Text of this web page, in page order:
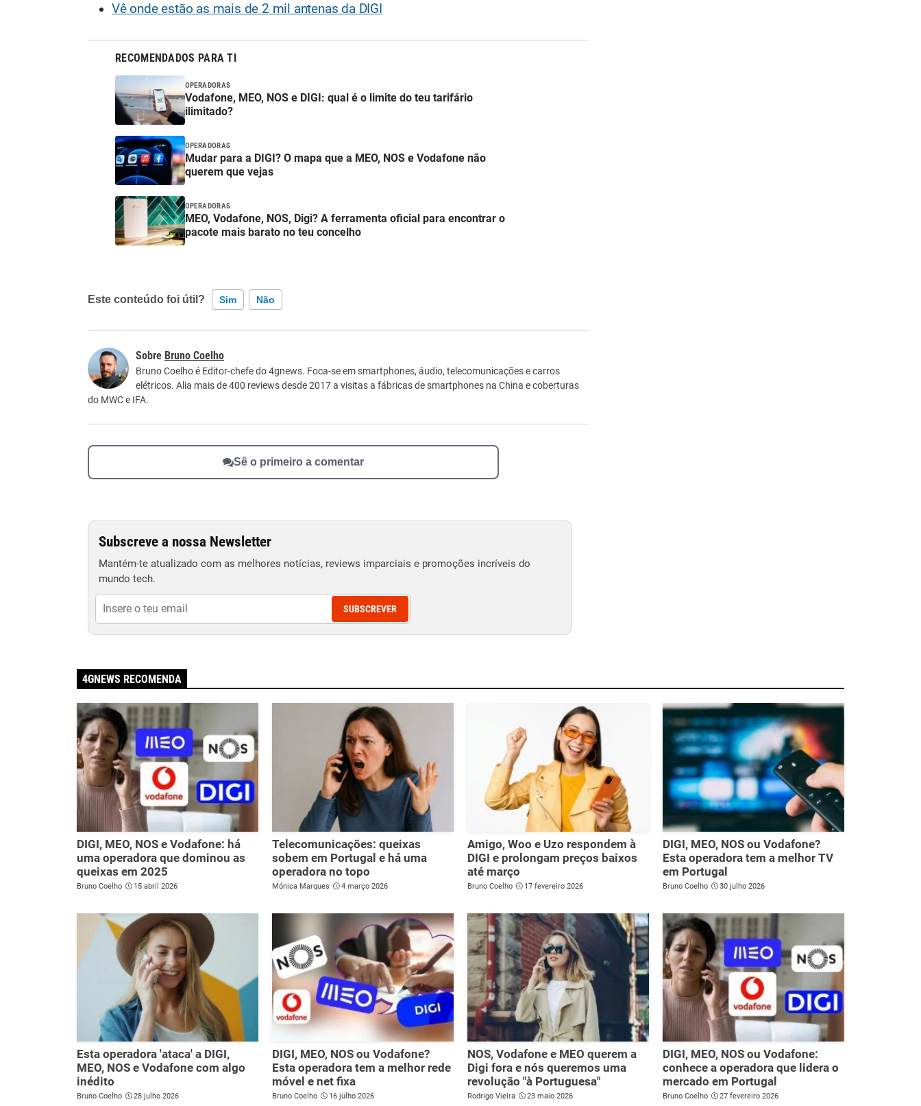
Vê onde estão as mais de 2 mil antenas da DIGI
RECOMENDADOS PARA TI
OPERADORAS
Vodafone, MEO, NOS e DIGI: qual é o limite do teu tarifário
ilimitado?
OPERADORAS
Mudar para a DIGI? O mapa que a MEO, NOS e Vodafone não
querem que vejas
OPERADORAS
MEO, Vodafone, NOS, Digi? A ferramenta oficial para encontrar o
pacote mais barato no teu concelho
Este conteúdo foi útil? Sim Não
Este conteúdo não tem a informação que procuro
Outro
Bruno Coelho
Bruno Coelho é Editor-chefe do 4gnews. Foca-se em smartphones, áudio, telecomunicações e carros
elétricos. Alia mais de 400 reviews desde 2017 a visitas a fábricas de smartphones na China e coberturas
do MWC e IFA.
Sê o primeiro a comentar
Subscreve a nossa Newsletter
Mantém-te atualizado com as melhores notícias, reviews imparciais e promoções incríveis do
mundo tech.
SUBSCREVER
4GNEWS RECOMENDA
DIGI, MEO, NOS e Vodafone: há
uma operadora que dominou as
queixas em 2025
Bruno Coelho 15 abril 2026
Telecomunicações: queixas
sobem em Portugal e há uma
operadora no topo
Mónica Marques 4 março 2026
Amigo, Woo e Uzo respondem à
DIGI e prolongam preços baixos
até março
Bruno Coelho 17 fevereiro 2026
DIGI, MEO, NOS ou Vodafone?
Esta operadora tem a melhor TV
em Portugal
Bruno Coelho 30 julho 2026
Esta operadora 'ataca' a DIGI,
MEO, NOS e Vodafone com algo
inédito
Bruno Coelho 28 julho 2026
DIGI, MEO, NOS ou Vodafone?
Esta operadora tem a melhor rede
móvel e net fixa
Bruno Coelho 16 julho 2026
NOS, Vodafone e MEO querem a
Digi fora e nós queremos uma
revolução "à Portuguesa"
Rodrigo Vieira 23 maio 2026
DIGI, MEO, NOS ou Vodafone:
conhece a operadora que lidera o
mercado em Portugal
Bruno Coelho 27 fevereiro 2026